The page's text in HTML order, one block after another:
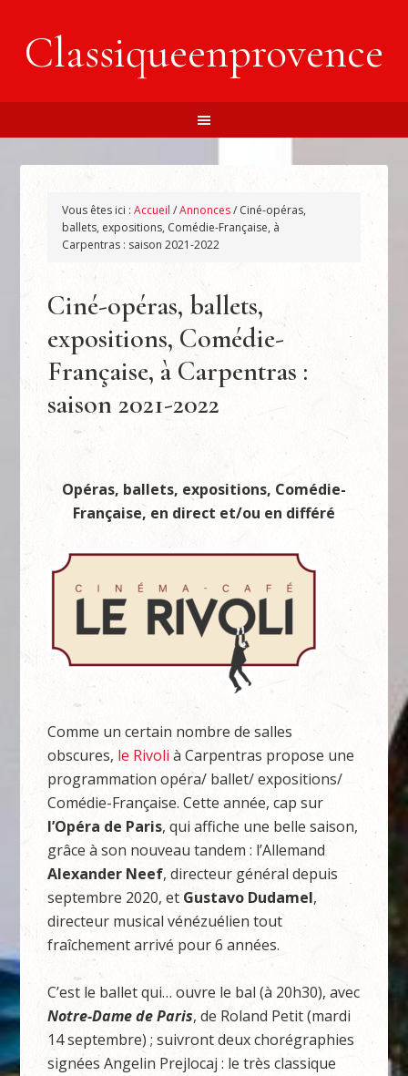
Classiqueenprovence
Vous êtes ici :Accueil /Annonces/ Ciné-opéras,
ballets, expositions, Comédie-Française, à
Carpentras : saison 2021-2022
Ciné-opéras, ballets,
expositions, Comédie-
Française, à Carpentras :
saison 2021-2022
Opéras, ballets, expositions, Comédie-
Française, en direct et/ou en différé
Comme un certain nombre de salles
obscures, le Rivoli à Carpentras propose une
programmation opéra/ ballet/ expositions/
Comédie-Française. Cette année, cap sur
l’Opéra de Paris, qui affiche une belle saison,
grâce à son nouveau tandem : l’Allemand
Alexander Neef, directeur général depuis
septembre 2020, et Gustavo Dudamel,
directeur musical vénézuélien tout
fraîchement arrivé pour 6 années.
C’est le ballet qui… ouvre le bal (à 20h30), avec
Notre-Dame de Paris, de Roland Petit (mardi
14 septembre) ; suivront deux chorégraphies
signées Angelin Prejlocaj : le très classique